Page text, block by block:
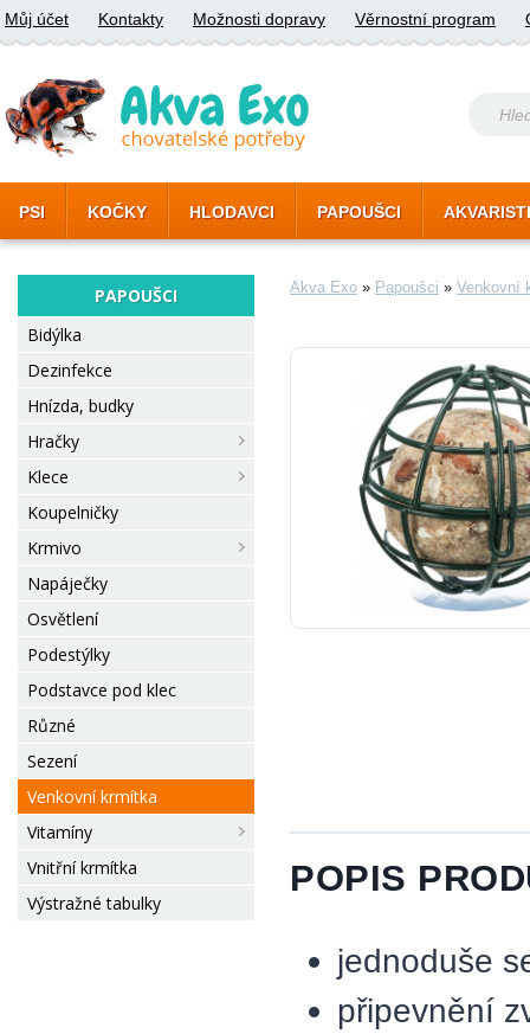
Můj účet Kontakty Možnosti dopravy Věrnostní program
PSI KOČKY HLODAVCI PAPOUŠCI
PAPOUŠCI
Bidýlka
Dezinfekce
Hnízda, budky
Hračky
Klece
Koupelničky
Krmivo
Napáječky
Osvětlení
Podestýlky
Podstavce pod klec
Různé
Sezení
Venkovní krmítka
Vitamíny
Vnitřní krmítka
Výstražné tabulky
Akva Exo » Papoušci » Venkovní
POPIS
jednoduše
připevnění